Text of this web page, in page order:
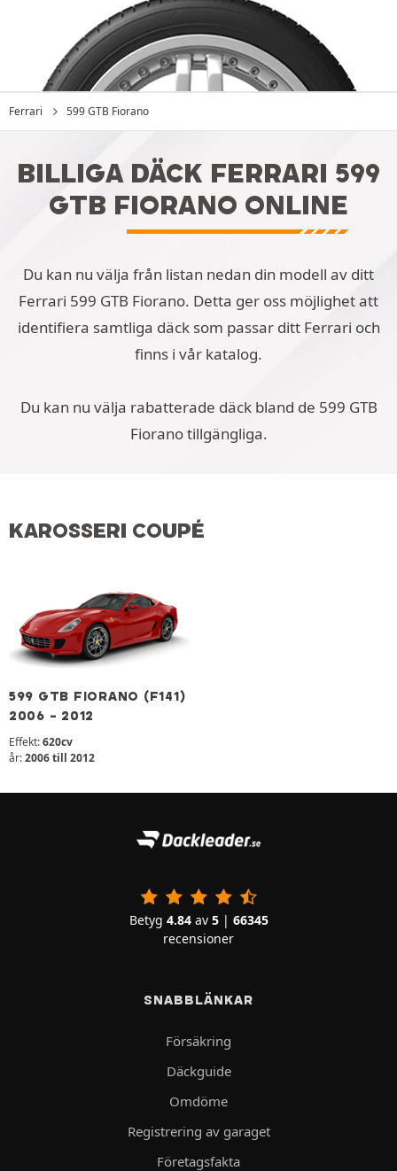
Ferrari 599 GTB Fiorano
BILLIGA DÄCK FERRARI 599
GTB FIORANO ONLINE
Du kan nu välja från listan nedan din modell av ditt
Ferrari 599 GTB Fiorano. Detta ger oss möjlighet att
identifiera samtliga däck som passar ditt Ferrari och
finns i vår katalog.
Du kan nu välja rabatterade däck bland de 599 GTB
Fiorano tillgängliga.
KAROSSERI COUPÉ
599 GTB FIORANO (F141)
2006 - 2012
Effekt:620cv
år:2006 till 2012
Betyg 4.84av 5| 66345
recensioner
SNABBLÄNKAR
Försäkring
Däckguide
Omdöme
Registrering av garaget
Företagsfakta